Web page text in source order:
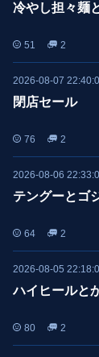
冷やし担々麺
51 2
2026-08-07
閉店セール
76 2
2026-08-06
テングーとゴ
64 2
2026-08-05
ハイヒールと
80 2